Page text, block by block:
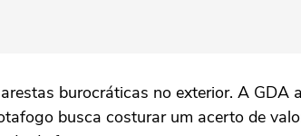
burocráticas no exterior. A GDA
busca costurar um acerto de